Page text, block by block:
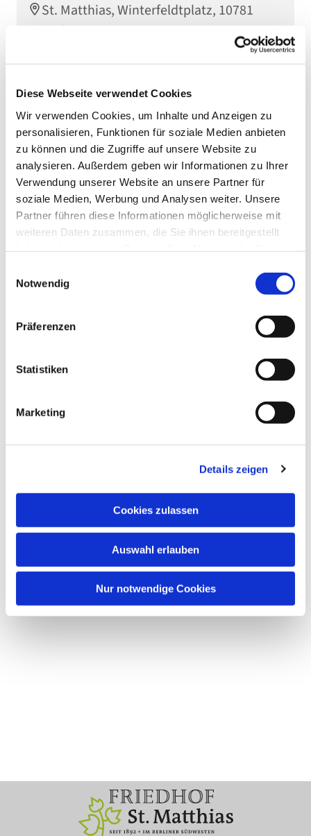
Diese Webseite verwendet Cookies
Wir verwenden Cookies, um Inhalte und Anzeigen zu
personalisieren, Funktionen für soziale Medien anbieten
zu können und die Zugriffe auf unsere Website zu
analysieren. Außerdem geben wir Informationen zu Ihrer
Verwendung unserer Website an unsere Partner für
soziale Medien, Werbung und Analysen weiter. Unsere
Partner führen diese Informationen möglicherweise mit
weiteren Daten zusammen, die Sie ihnen bereitgestellt
Notwendig
Präferenzen
Statistiken
Marketing
Details zeigen
Cookies zulassen
Auswahl erlauben
Nur notwendige Cookies
St. Matthias, Winterfeldtplatz, 10781
Berlin